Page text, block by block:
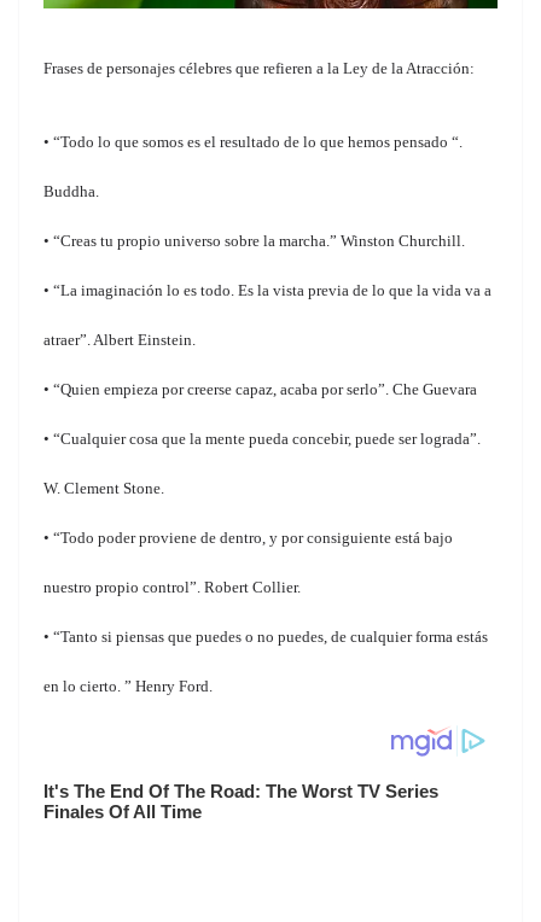
Frases de personajes célebres que refieren a la Ley de la Atracción:
• “Todo lo que somos es el resultado de lo que hemos pensado “.
Buddha.
• “Creas tu propio universo sobre la marcha.” Winston Churchill.
• “La imaginación lo es todo. Es la vista previa de lo que la vida va a
atraer”. Albert Einstein.
• “Quien empieza por creerse capaz, acaba por serlo”. Che Guevara
• “Cualquier cosa que la mente pueda concebir, puede ser lograda”.
W. Clement Stone.
• “Todo poder proviene de dentro, y por consiguiente está bajo
nuestro propio control”. Robert Collier.
• “Tanto si piensas que puedes o no puedes, de cualquier forma estás
en lo cierto. ” Henry Ford.